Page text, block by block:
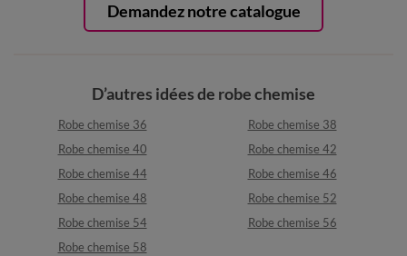
Demandez notre catalogue
D’autres idées de robe chemise
Robe chemise 36
Robe chemise 38
Robe chemise 40
Robe chemise 42
Robe chemise 44
Robe chemise 46
Robe chemise 48
Robe chemise 52
Robe chemise 54
Robe chemise 56
Robe chemise 58